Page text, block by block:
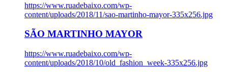
https://www.ruadebaixo.com/wp-
content/uploads/2018/11/sao-martinho-mayor-335x256.jpg
SÃO MARTINHO MAYOR
https://www.ruadebaixo.com/wp-
content/uploads/2018/10/old_fashion_week-335x256.jpg